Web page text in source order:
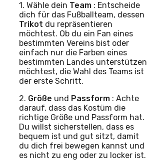
1. Wähle dein Team : Entscheide
dich für das Fußballteam, dessen
Trikot du repräsentieren
möchtest. Ob du ein Fan eines
bestimmten Vereins bist oder
einfach nur die Farben eines
bestimmten Landes unterstützen
möchtest, die Wahl des Teams ist
der erste Schritt.
2. Größe und Passform : Achte
darauf, dass das Kostüm die
richtige Größe und Passform hat.
Du willst sicherstellen, dass es
bequem ist und gut sitzt, damit
du dich frei bewegen kannst und
es nicht zu eng oder zu locker ist.